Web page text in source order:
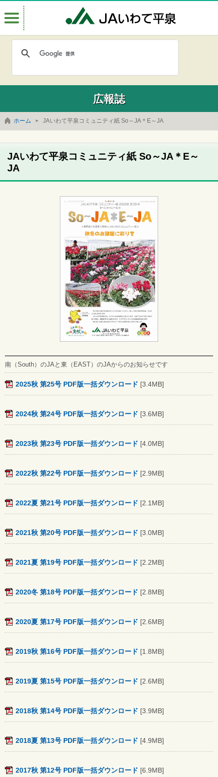
広報誌
ホーム JAいわて平泉コミュニティ紙 So～JA＊E～JA
JAいわて平泉コミュニティ紙 So～JA＊E～
JA
南（South）のJAと東（EAST）のJAからのお知らせです
2025秋 第25号 PDF版一括ダウンロード [3.4MB]
2024秋 第24号 PDF版一括ダウンロード [3.6MB]
2023秋 第23号 PDF版一括ダウンロード [4.0MB]
2022秋 第22号 PDF版一括ダウンロード [2.9MB]
2022夏 第21号 PDF版一括ダウンロード [2.1MB]
2021秋 第20号 PDF版一括ダウンロード [3.0MB]
2021夏 第19号 PDF版一括ダウンロード [2.2MB]
2020冬 第18号 PDF版一括ダウンロード [2.8MB]
2020夏 第17号 PDF版一括ダウンロード [2.6MB]
2019秋 第16号 PDF版一括ダウンロード [1.8MB]
2019夏 第15号 PDF版一括ダウンロード [2.6MB]
2018秋 第14号 PDF版一括ダウンロード [3.9MB]
2018夏 第13号 PDF版一括ダウンロード [4.9MB]
2017秋 第12号 PDF版一括ダウンロード [6.9MB]